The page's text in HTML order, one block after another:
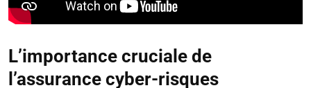
L’importance cruciale de
l’assurance cyber-risques